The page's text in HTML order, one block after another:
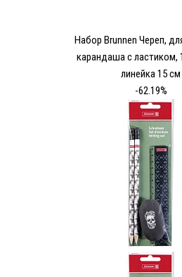
Набор Brunnen Череп,
карандаша с ластиком,
линейка 15 см
-62.19%